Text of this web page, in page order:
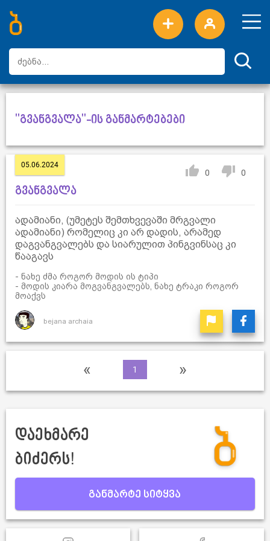
ახალი სიტყვები
ტოპ სიტყვები
დღის ტოპ სიტყვები
ტოპ მომხმარებლები
"გვანგვალა"-ის განმარტებები
05.06.2024
0 0
გვანგვალა
ადამიანი, (უმეტეს შემთხვევაში მრგვალი
ადამიანი) რომელიც კი არ დადის, არამედ
დაგვანგვალებს და სიარულით პინგვინსაც კი
წააგავს
- ნახე ძმა როგორ მოდის ის ტიპი
- მოდის კიარა მოგვანგვალებს, ნახე ტრაკი როგორ
მოაქვს
bejana archaia
« 1 »
დაეხმარე
ბიძერს!
განმარტე სიტყვა